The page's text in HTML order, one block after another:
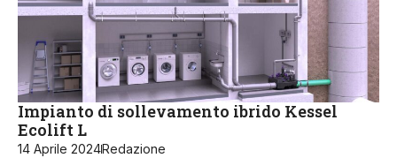
Impianto di sollevamento ibrido Kessel
Ecolift L
14 Aprile 2024Redazione